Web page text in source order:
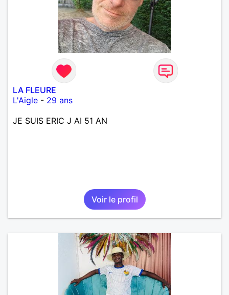
LA FLEURE
L'Aigle - 29 ans
JE SUIS ERIC J AI 51 AN
Voir le profil